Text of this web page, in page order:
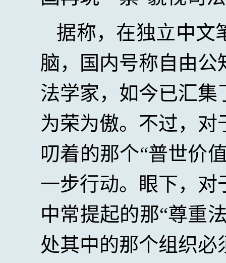
据称，在独立中文
脑，国内号称自由
法学家，如今已汇
为荣为傲。不过，
叨着的那个“普世价
一步行动。眼下，
中常提起的那“尊重
处其中的那个组织